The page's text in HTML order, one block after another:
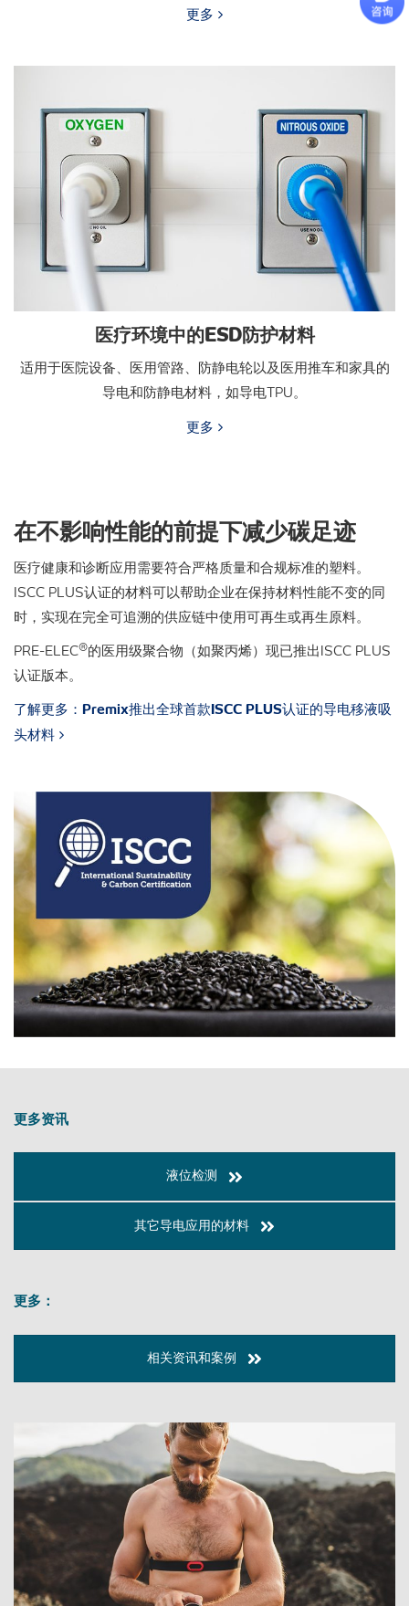
更多
医疗环境中的ESD防护材料
适用于医院设备、医用管路、防静电轮以及医用推车和家具的
导电和防静电材料，如导电TPU。
更多
在不影响性能的前提下减少碳足迹
医疗健康和诊断应用需要符合严格质量和合规标准的塑料。
ISCC PLUS认证的材料可以帮助企业在保持材料性能不变的同
时，实现在完全可追溯的供应链中使用可再生或再生原料。
PRE-ELEC®的医用级聚合物（如聚丙烯）现已推出ISCC PLUS
认证版本。
了解更多：Premix推出全球首款ISCC PLUS认证的导电移液吸
头材料
更多资讯
液位检测
其它导电应用的材料
更多：
相关资讯和案例